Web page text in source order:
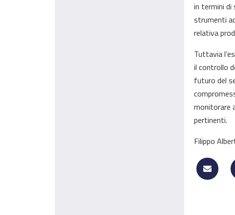
in termini di
strumenti
relativa
Tuttavia
il controllo
futuro del
monitorare
pertinenti.
Filippo